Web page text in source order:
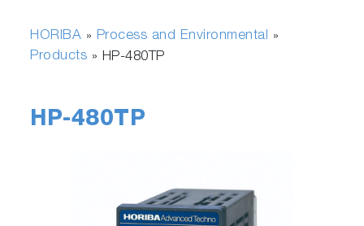
HORIBA » Process and Environmental »
Products » HP-480TP
HP-480TP